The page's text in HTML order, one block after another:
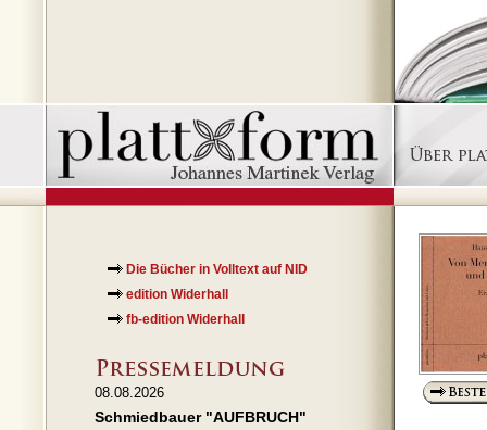
Die Bücher in Volltext auf NID
edition Widerhall
fb-edition Widerhall
08.08.2026
Schmiedbauer "AUFBRUCH"